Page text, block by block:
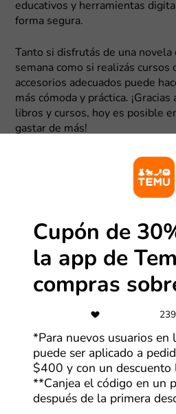
Cupón de
la app de
compras
*Para nuevos usuarios en
puede ser aplicado a
$400 y con un
**Canjea el código en un
después de la primera
educativos y herramientas
forma segura.
Tanto si disfrutás de una
semana como si realizás cursos
accesorios adecuados puede
más cómoda y práctica.
libros y cursos, hoy es posible
gastar de más!
Accesorios para libros y
inspirada en la lectura
lo mismo. Algunos disfrutan
sus estanterías, otros
relacionados con la lectura y
simplemente quieren darle un
espacios. Losdescuentos
descubrir una enorme variedad
para todos. Entre las opciones
tapas, separadores elaborados
crochet, marcadores metálicos
de página que facilitan la
Por otra parte, las ofertas